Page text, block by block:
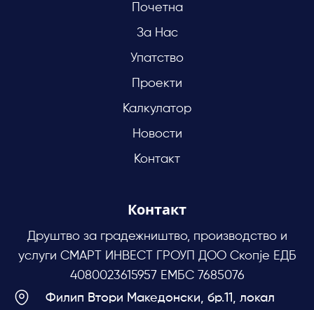
Почетна
За Нас
Упатство
Проекти
Калкулатор
Новости
Контакт
Контакт
Друштво за градежништво, производство и
услуги СМАРТ ИНВЕСТ ГРОУП ДОО Скопје ЕДБ
4080023615957 ЕМБС 7685076
Филип Втори Македонски, бр.11, локал